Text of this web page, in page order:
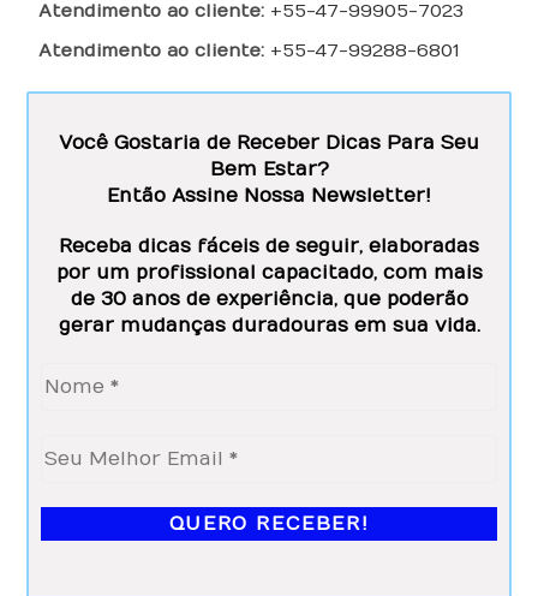
Atendimento ao cliente: +55-47-99905-7023
Atendimento ao cliente: +55-47-99288-6801
Você Gostaria de Receber Dicas Para Seu
Bem Estar?
Então Assine Nossa Newsletter!
Receba dicas fáceis de seguir, elaboradas
por um profissional capacitado, com mais
de 30 anos de experiência, que poderão
gerar mudanças duradouras em sua vida.